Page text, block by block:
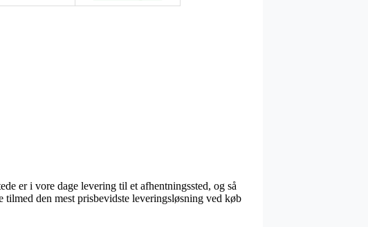
er i vore dage levering til et afhentningssted, og så
den mest prisbevidste leveringsløsning ved køb